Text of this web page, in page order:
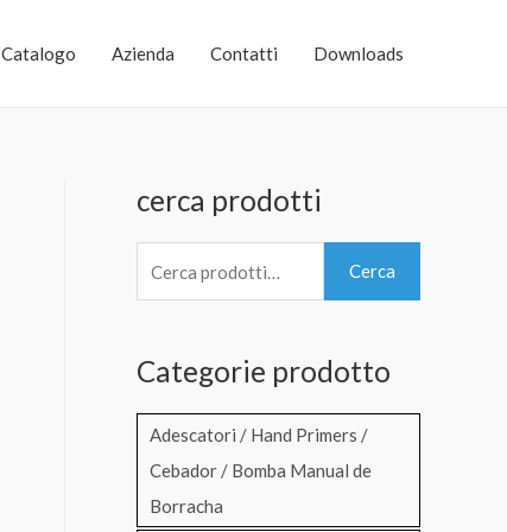
Catalogo Azienda Contatti Downloads
cerca prodotti
e
c
Cerca
Categorie prodotto
Adescatori / Hand Primers /
Cebador / Bomba Manual de
Borracha